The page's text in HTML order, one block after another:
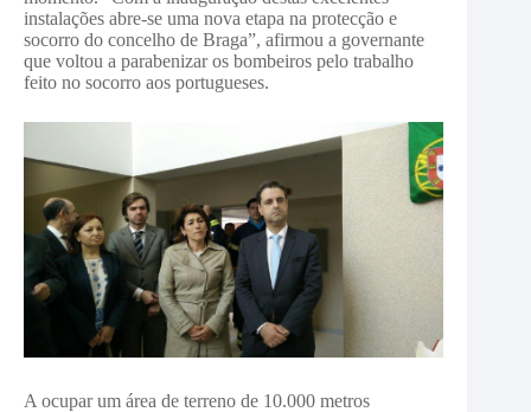
instalações abre-se uma nova etapa na protecção e
socorro do concelho de Braga”, afirmou a governante
que voltou a parabenizar os bombeiros pelo trabalho
feito no socorro aos portugueses.
A ocupar um área de terreno de 10.000 metros